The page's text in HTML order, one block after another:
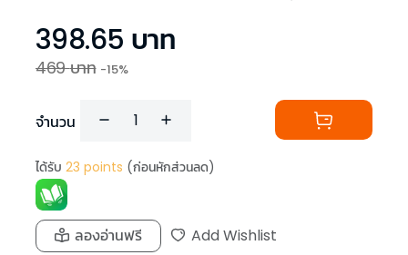
398.65 บาท
469บาท -15%
จำนวน
ได้รับ 23 points (ก่อนหักส่วนลด)
ลองอ่านฟรี Add Wishlist